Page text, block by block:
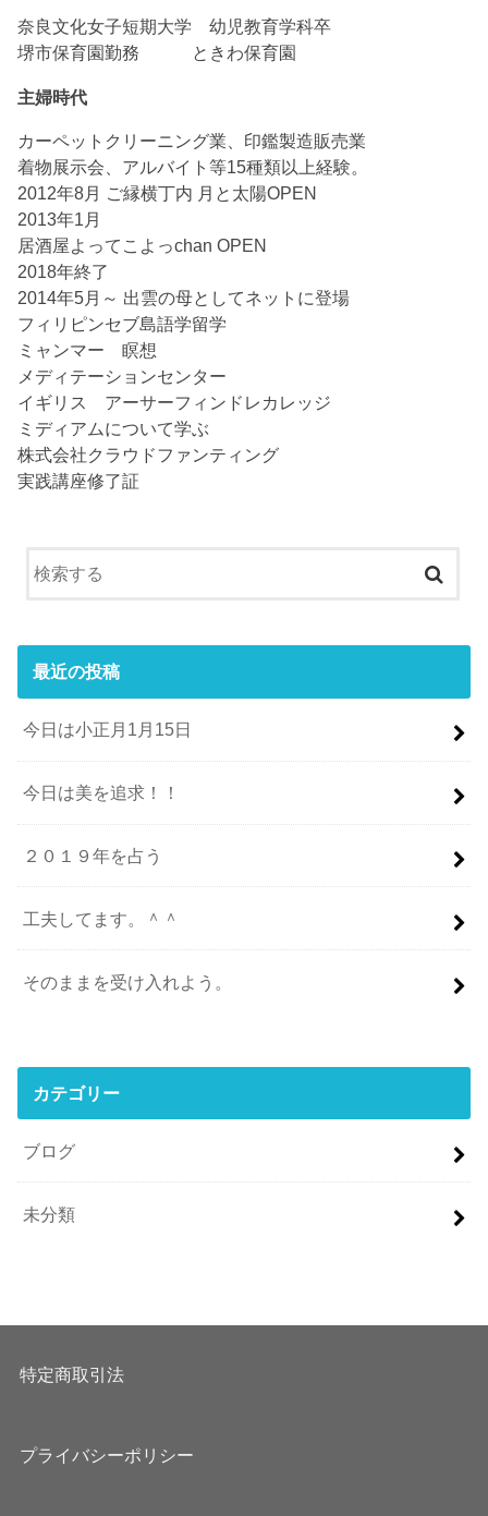
奈良文化女子短期大学 幼児教育学科卒
堺市保育園勤務 ときわ保育園
主婦時代
カーペットクリーニング業、印鑑製造販売業
着物展示会、アルバイト等15種類以上経験。
2012年8月 ご縁横丁内 月と太陽OPEN
2013年1月
居酒屋よってこよっchan OPEN
2018年終了
2014年5月～ 出雲の母としてネットに登場
フィリピンセブ島語学留学
ミャンマー 瞑想
メディテーションセンター
イギリス アーサーフィンドレカレッジ
ミディアムについて学ぶ
株式会社クラウドファンティング
実践講座修了証
最近の投稿
今日は小正月1月15日
今日は美を追求！！
２０１９年を占う
工夫してます。＾＾
そのままを受け入れよう。
カテゴリー
ブログ
未分類
特定商取引法
プライバシーポリシー